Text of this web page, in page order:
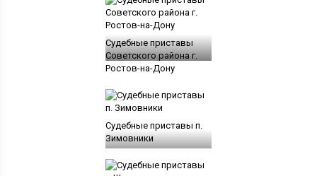
Судебные приставы
Советского района г.
Ростов-на-Дону
Судебные приставы п.
Зимовники